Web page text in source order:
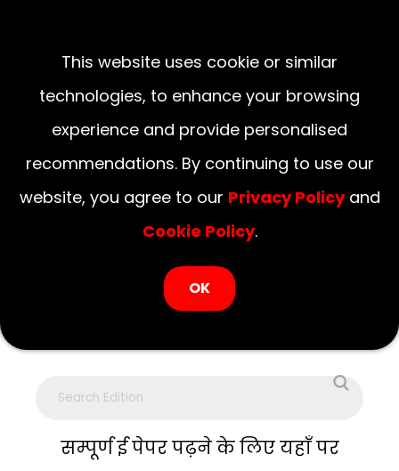
National Delhi UP Haryana Uttarakhand
सम्पूर्ण ई पेपर पढ़ने के लिए यहाँ पर
This website uses cookie or similar
technologies, to enhance your browsing
experience and provide personalised
recommendations. By continuing to use our
website, you agree to our Privacy Policyand
Cookie Policy.
OK